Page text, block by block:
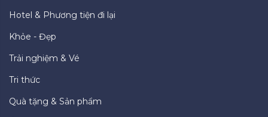
Hotel & Phương tiện đi lại
Khỏe - Đẹp
Trải nghiệm & Vé
Tri thức
Quà tặng & Sản phẩm